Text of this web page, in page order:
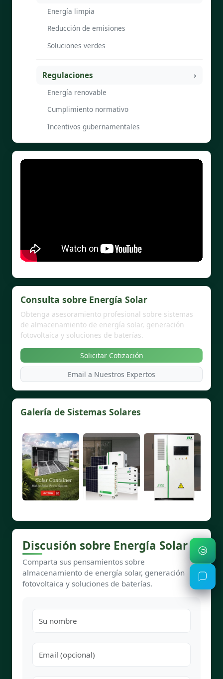
Energía limpia
Reducción de emisiones
Soluciones verdes
Regulaciones
Energía renovable
Cumplimiento normativo
Incentivos gubernamentales
Consulta sobre Energía Solar
Obtenga asesoramiento profesional sobre sistemas
de almacenamiento de energía solar, generación
fotovoltaica y soluciones de baterías.
Solicitar Cotización
Email a Nuestros Expertos
Galería de Sistemas Solares
Discusión sobre Energía Solar
Comparta sus pensamientos sobre
almacenamiento de energía solar, generación
fotovoltaica y soluciones de baterías.